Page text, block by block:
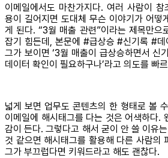
이메일에서도 마찬가지다. 여러 사람이 참
용이 길어지면 도대체 무슨 이야기가 어떻
게 된다. “3월 매출 관련”이라는 제목만으
잡기 힘든데, 본문에 #급상승 #신기록 #데
그가 보이면 ‘3월 매출이 급상승하면서 신
데이터 확인이 필요하구나’라고 의도를 빠
넓게 보면 업무도 콘텐츠의 한 형태로 볼
이메일에 해시태그를 다는 것은 어색하다.
감이 든다. 그렇다고 해서 굳이 안 쓸 이유
것 같으면 해시태그를 활용해 다른 사람의
그가 부끄럽다면 키워드라고 해도 괜찮다.